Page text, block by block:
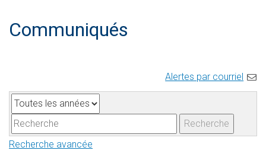
Communiqués
Alertes par courriel
A
n
n
é
o
t
Recherche
Recherche avancée